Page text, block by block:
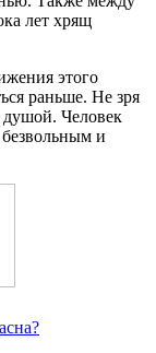
лет хрящ
этого
раньше. Не зря
душой. Человек
безвольным и